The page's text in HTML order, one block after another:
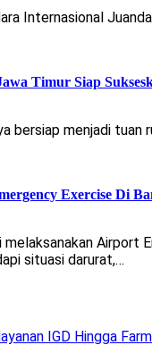
Internasional
Timur Siap
bersiap menjadi tuan
Exercise Di
melaksanakan
situasi darurat,…